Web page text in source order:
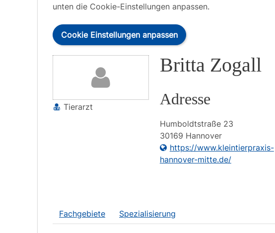
unten die Cookie-Einstellungen anpassen.
Cookie Einstellungen anpassen
Tierarzt
Britta Zogall
Adresse
Humboldtstraße 23
30169 Hannover
https://www.kleintierpraxis-
hannover-mitte.de/
Fachgebiete Spezialisierung